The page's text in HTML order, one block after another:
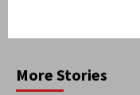
More Stories